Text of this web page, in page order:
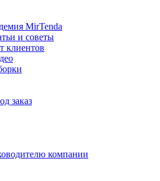
MirTenda
и советы
клиентов
заказ
компании